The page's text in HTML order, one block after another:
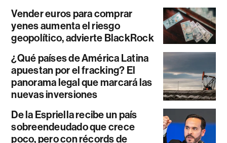
Vender euros para comprar
yenes aumenta el riesgo
geopolítico, advierte BlackRock
¿Qué países de América Latina
apuestan por el fracking? El
panorama legal que marcará las
nuevas inversiones
De la Espriella recibe un país
sobreendeudado que crece
poco, pero con récords de